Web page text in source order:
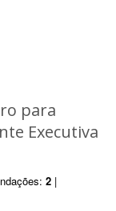
para
Executiva
2 |